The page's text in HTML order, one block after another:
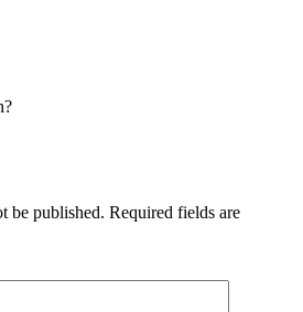
be published. Required fields are